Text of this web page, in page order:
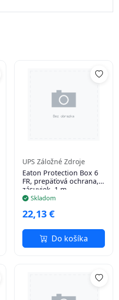
UPS Záložné Zdroje
Eaton Protection Box 6
FR, prepäťová ochrana, 6
zásuviek, 1 m
Skladom
22,13 €
Do košíka